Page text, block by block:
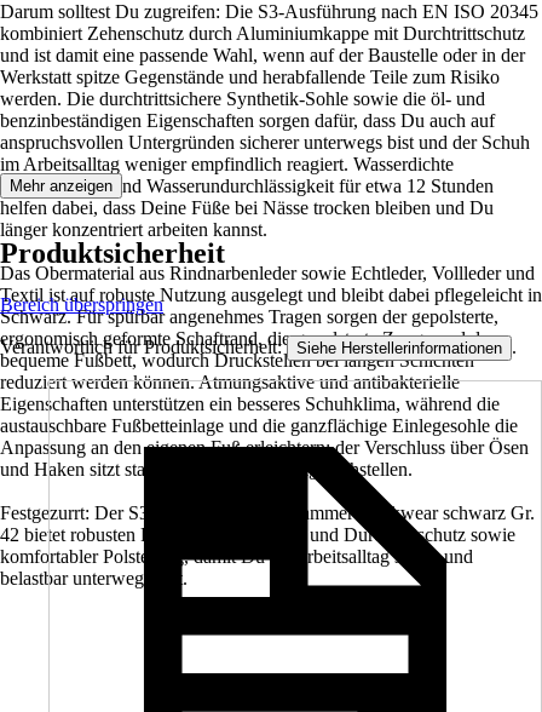
Darum solltest Du zugreifen: Die S3-Ausführung nach EN ISO 20345
kombiniert Zehenschutz durch Aluminiumkappe mit Durchtrittschutz
und ist damit eine passende Wahl, wenn auf der Baustelle oder in der
Werkstatt spitze Gegenstände und herabfallende Teile zum Risiko
werden. Die durchtrittsichere Synthetik-Sohle sowie die öl- und
benzinbeständigen Eigenschaften sorgen dafür, dass Du auch auf
anspruchsvollen Untergründen sicherer unterwegs bist und der Schuh
im Arbeitsalltag weniger empfindlich reagiert. Wasserdichte
Eigenschaften und Wasserundurchlässigkeit für etwa 12 Stunden
helfen dabei, dass Deine Füße bei Nässe trocken bleiben und Du
länger konzentriert arbeiten kannst.
Das Obermaterial aus Rindnarbenleder sowie Echtleder, Vollleder und
Textil ist auf robuste Nutzung ausgelegt und bleibt dabei pflegeleicht in
Schwarz. Für spürbar angenehmes Tragen sorgen der gepolsterte,
ergonomisch geformte Schaftrand, die gepolsterte Zunge und das
bequeme Fußbett, wodurch Druckstellen bei langen Schichten
reduziert werden können. Atmungsaktive und antibakterielle
Eigenschaften unterstützen ein besseres Schuhklima, während die
austauschbare Fußbetteinlage und die ganzflächige Einlegesohle die
Anpassung an den eigenen Fuß erleichtern; der Verschluss über Ösen
und Haken sitzt stabil und lässt sich zügig nachstellen.
Festgezurrt: Der S3 Sicherheitsstiefel Hammer Workwear schwarz Gr.
42 bietet robusten Fußschutz mit Nässe- und Durchtrittschutz sowie
komfortabler Polsterung, damit Du im Arbeitsalltag sicher und
belastbar unterwegs bist.
Mehr anzeigen
Produktsicherheit
Bereich überspringen
Verantwortlich für Produktsicherheit: Siehe Herstellerinformationen .